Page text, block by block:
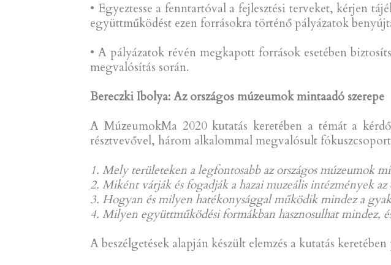
• Egyeztesse a fenntartóval a fejlesztési terveket, kérjen
együttműködést ezen forrásokra történő pályázatok
• A pályázatok révén megkapott források esetében
megvalósítás során.
Bereczki Ibolya: Az országos múzeumok mintaadó szerepe
A MúzeumokMa 2020 kutatás keretében a témát a
résztvevővel, három alkalommal megvalósult
1. Mely területeken a legfontosabb az országos múzeumok
2. Miként várják és fogadják a hazai muzeális intézmények
3. Hogyan és milyen hatékonysággal működik mindez a
4. Milyen együttműködési formákban hasznosulhat mindez,
A beszélgetések alapján készült elemzés a kutatás